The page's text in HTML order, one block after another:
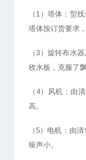
（1）塔体：型
塔体按订货要求
（3）旋转布水
收水板，克服了
（4）风机：由
高。
（5）电机：由
噪声小。